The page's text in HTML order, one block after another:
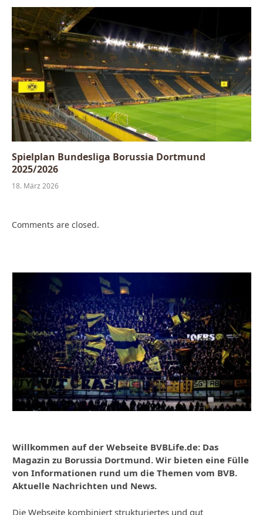
Spielplan Bundesliga Borussia Dortmund
2025/2026
18. März 2026
Comments are closed.
Willkommen auf der Webseite BVBLife.de: Das
Magazin zu Borussia Dortmund. Wir bieten eine Fülle
von Informationen rund um die Themen vom BVB.
Aktuelle Nachrichten und News.
Die Webseite kombiniert strukturiertes und gut